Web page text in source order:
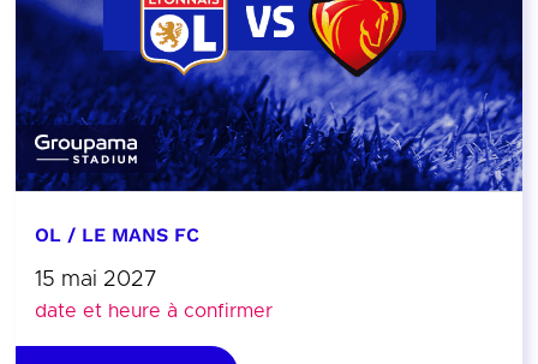
OL / LE MANS FC
15 mai 2027
date et heure à confirmer